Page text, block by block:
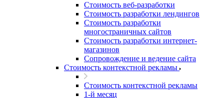
Стоимость веб-разработки
Стоимость разработки лендингов
Стоимость разработки
многостраничных сайтов
Стоимость разработки интернет-
магазинов
Сопровождение и ведение сайта
Стоимость контекстной рекламы
Стоимость контекстной рекламы
1-й месяц